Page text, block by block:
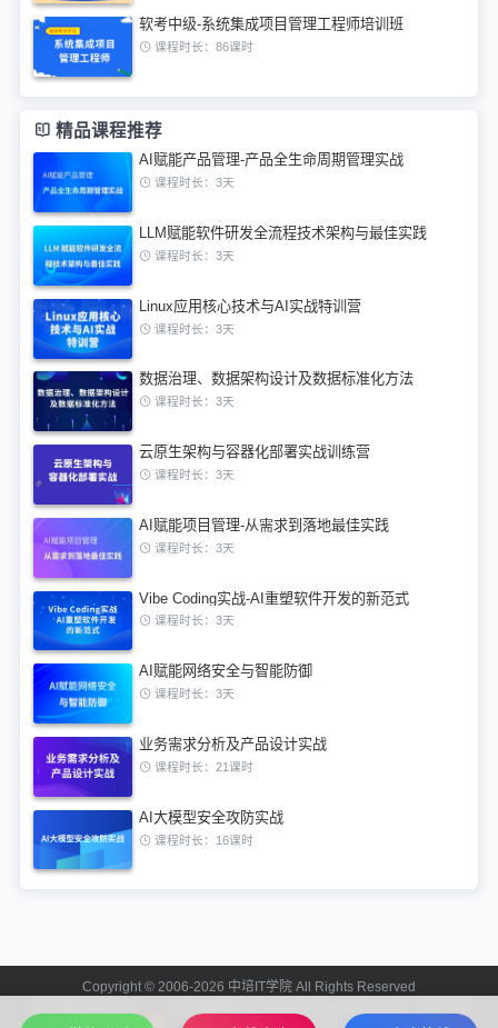
软考中级-系统集成项目管理工程师培训班
课程时长：86课时
精品课程推荐
AI赋能产品管理-产品全生命周期管理实战
课程时长：3天
LLM赋能软件研发全流程技术架构与最佳实践
课程时长：3天
Linux应用核心技术与AI实战特训营
课程时长：3天
数据治理、数据架构设计及数据标准化方法
课程时长：3天
云原生架构与容器化部署实战训练营
课程时长：3天
AI赋能项目管理-从需求到落地最佳实践
课程时长：3天
Vibe Coding实战-AI重塑软件开发的新范式
课程时长：3天
AI赋能网络安全与智能防御
课程时长：3天
业务需求分析及产品设计实战
课程时长：21课时
AI大模型安全攻防实战
课程时长：16课时
Copyright © 2006-2026 中培IT学院 All Rights Reserved